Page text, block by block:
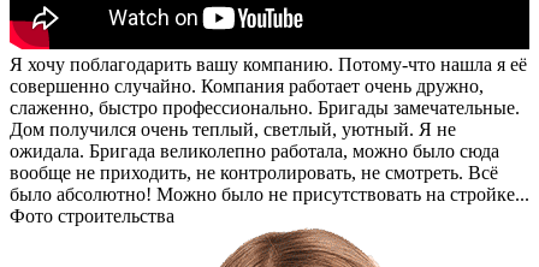
Я хочу поблагодарить вашу компанию. Потому-что нашла я её
совершенно случайно. Компания работает очень дружно,
слаженно, быстро профессионально. Бригады замечательные.
Дом получился очень теплый, светлый, уютный. Я не
ожидала. Бригада великолепно работала, можно было сюда
вообще не приходить, не контролировать, не смотреть. Всё
было абсолютно! Можно было не присутствовать на стройке...
Фото строительства